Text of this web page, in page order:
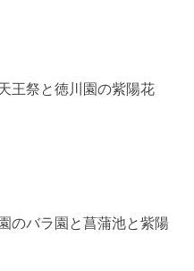
王祭と徳川園の紫陽花
のバラ園と菖蒲池と紫陽